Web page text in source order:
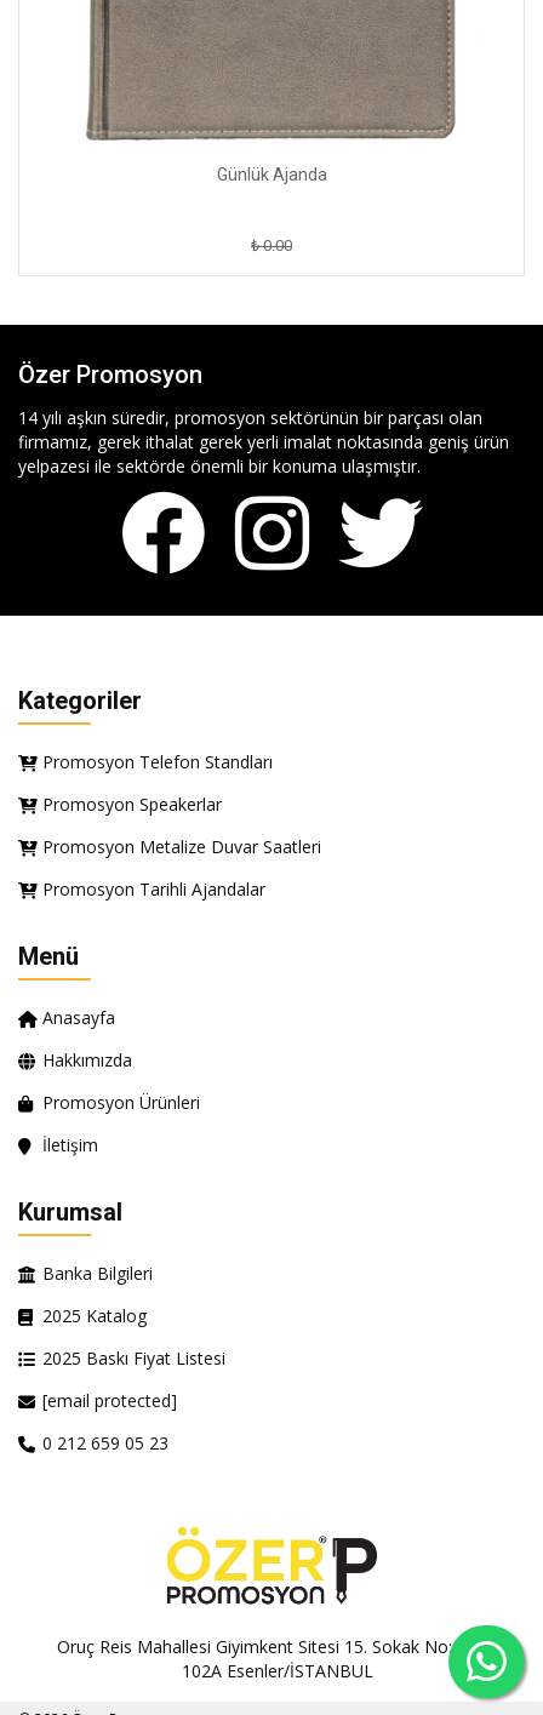
Günlük Ajanda
₺ 0.00
Özer Promosyon
14 yılı aşkın süredir, promosyon sektörünün bir parçası olan
firmamız, gerek ithalat gerek yerli imalat noktasında geniş ürün
yelpazesi ile sektörde önemli bir konuma ulaşmıştır.
Kategoriler
Promosyon Telefon Standları
Promosyon Speakerlar
Promosyon Metalize Duvar Saatleri
Promosyon Tarihli Ajandalar
Menü
Anasayfa
Hakkımızda
Promosyon Ürünleri
İletişim
Kurumsal
Banka Bilgileri
2025 Katalog
2025 Baskı Fiyat Listesi
[email protected]
0 212 659 05 23
Oruç Reis Mahallesi Giyimkent Sitesi 15. Sokak No:100A-
102A Esenler/İSTANBUL